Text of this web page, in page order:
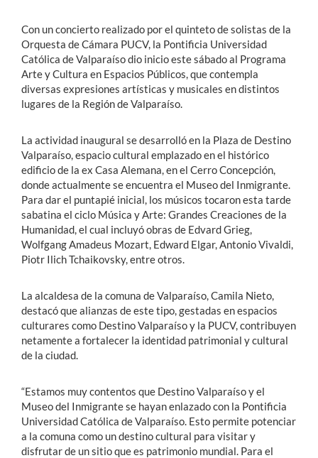
Con un concierto realizado por el quinteto de solistas de la
Orquesta de Cámara PUCV, la Pontificia Universidad
Católica de Valparaíso dio inicio este sábado al Programa
Arte y Cultura en Espacios Públicos, que contempla
diversas expresiones artísticas y musicales en distintos
lugares de la Región de Valparaíso.
La actividad inaugural se desarrolló en la Plaza de Destino
Valparaíso, espacio cultural emplazado en el histórico
edificio de la ex Casa Alemana, en el Cerro Concepción,
donde actualmente se encuentra el Museo del Inmigrante.
Para dar el puntapié inicial, los músicos tocaron esta tarde
sabatina el ciclo Música y Arte: Grandes Creaciones de la
Humanidad, el cual incluyó obras de Edvard Grieg,
Wolfgang Amadeus Mozart, Edward Elgar, Antonio Vivaldi,
Piotr Ilich Tchaikovsky, entre otros.
La alcaldesa de la comuna de Valparaíso, Camila Nieto,
destacó que alianzas de este tipo, gestadas en espacios
culturares como Destino Valparaíso y la PUCV, contribuyen
netamente a fortalecer la identidad patrimonial y cultural
de la ciudad.
“Estamos muy contentos que Destino Valparaíso y el
Museo del Inmigrante se hayan enlazado con la Pontificia
Universidad Católica de Valparaíso. Esto permite potenciar
a la comuna como un destino cultural para visitar y
disfrutar de un sitio que es patrimonio mundial. Para el